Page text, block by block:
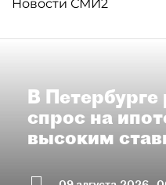
Новости СМИ2
В
спрос на
высоким